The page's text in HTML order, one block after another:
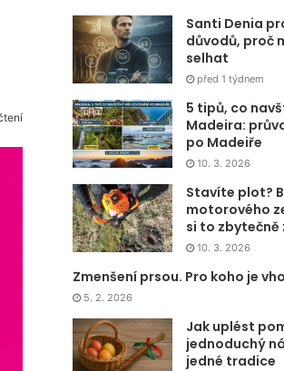
Santi Denia
důvodů, proč
selhat
před 1 týdnem
5 tipů, co
Madeira:
po Madeiře
10. 3. 2026
Stavíte plot?
motorového
si to
10. 3. 2026
Zmenšení prsou. Pro koho je
5. 2. 2026
Jak uplést
jednoduchý
jedné tradice